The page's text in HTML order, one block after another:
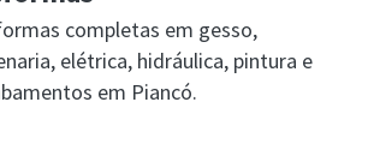
completas em gesso,
elétrica, hidráulica, pintura e
em Piancó.